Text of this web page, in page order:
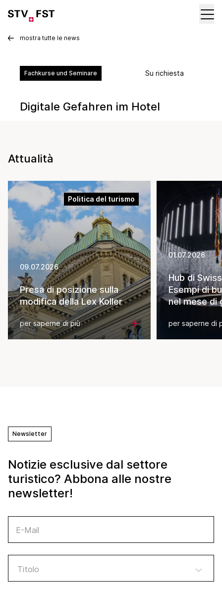
mostra tutte le news
Fachkurse und Seminare Su richiesta
Digitale Gefahren im Hotel
Attualità
Politica del turismo
09.07.2026
Presa di posizione sulla
modifica della Lex Koller
per saperne di più
01.07.2026
Hub di
Esempi di
nel mese di
per saperne di
Newsletter
Notizie esclusive dal settore
turistico? Abbona alle nostre
newsletter!
E-Mail